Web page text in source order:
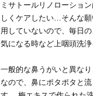
ミサトールリノローショ
しくケアしたい…そんな
用していないので、毎日
気になる時など上咽頭洗
一般的な鼻うがいと異な
なので、鼻にポタポタと